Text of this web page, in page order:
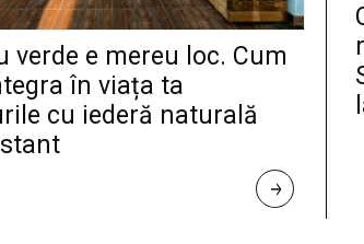
verde e mereu loc. Cum
în viața ta
cu iederă naturală
R
E